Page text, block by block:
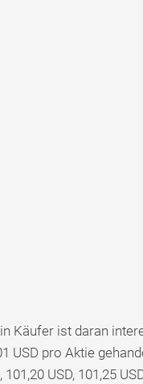
Käufer ist daran
USD pro Aktie
101,20 USD, 101,25